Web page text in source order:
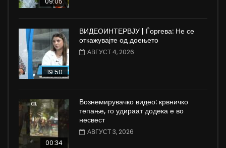
19:50
ВИДЕОИНТЕРВЈУ | Ѓоргева: Не се
откажувајте од доењето
АВГУСТ 4, 2026
00:34
Вознемирувачко видео: крвничко
тепање, го удираат додека е во
несвест
АВГУСТ 3, 2026